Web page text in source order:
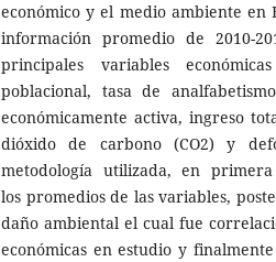
económico y el medio ambiente
información promedio de 2010-
principales variables
poblacional, tasa de
económicamente activa, ingreso
dióxido de carbono (CO2) y
metodología utilizada, en
los promedios de las variables,
daño ambiental el cual fue
económicas en estudio y